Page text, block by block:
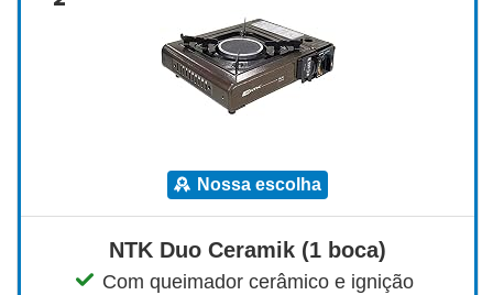
nossa escolha
NTK Duo Ceramik (1 boca)
Com queimador cerâmico e ignição